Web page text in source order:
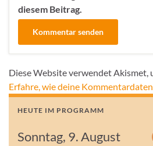
diesem Beitrag.
Diese Website verwendet Akismet,
Erfahre, wie deine
HEUTE IM PROGRAMM
Sonntag, 9. August